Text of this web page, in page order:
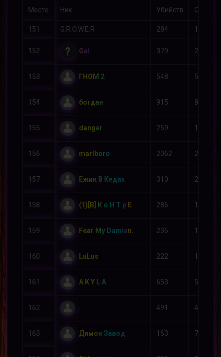
Место Ник Убийств
151 G.R.O.W.E.R 284 172
152 Gal 379 274
153 ГНОМ 2 548 530
154 богдан 915 899
155 danger 259 184
156 marlboro 2062 2161
157 Ежик В Кедах 310 240
158 (1)[B] K o H T p E 286 194
159 Fear My Damian. 236 175
160 LuLus 222 120
161 A K Y L A 653 587
162 . 491 435
163 Димон Завод 163 70